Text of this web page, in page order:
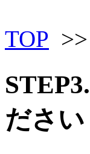
TOP >>
ださい